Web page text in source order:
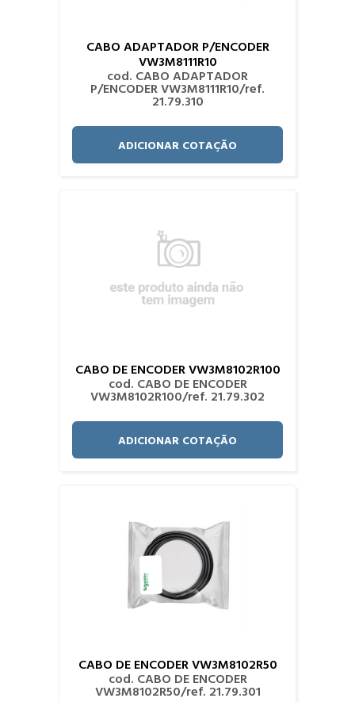
CABO ADAPTADOR P/ENCODER
VW3M8111R10
cod. CABO ADAPTADOR
P/ENCODER VW3M8111R10/ref.
21.79.310
ADICIONAR COTAÇÃO
CABO DE ENCODER VW3M8102R100
cod. CABO DE ENCODER
VW3M8102R100/ref. 21.79.302
ADICIONAR COTAÇÃO
CABO DE ENCODER VW3M8102R50
cod. CABO DE ENCODER
VW3M8102R50/ref. 21.79.301